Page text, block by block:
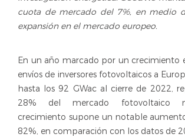
cuota de mercado del 7%, en medio
expansión en el mercado europeo.
En un año marcado por un crecimiento
envíos de inversores fotovoltaicos a
hasta los 92 GWac al cierre de 2022,
28% del mercado fotovoltaico
crecimiento supone un notable
82%, en comparación con los datos de